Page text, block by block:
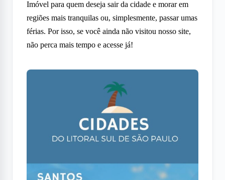
Imóvel para quem deseja sair da cidade e morar em
regiões mais tranquilas ou, simplesmente, passar umas
férias. Por isso, se você ainda não visitou nosso site,
não perca mais tempo e acesse já!